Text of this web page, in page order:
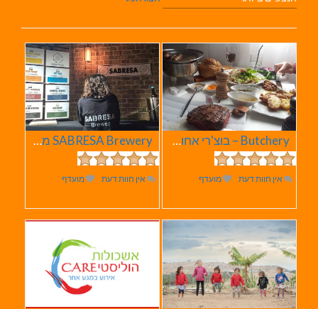
Butchery – בוצ'רי אחוזת הבשר
אין חוות דעת מועדף
SABRESA Brewery מבשלת שיכר | מבשלת בירה
אין חוות דעת מועדף